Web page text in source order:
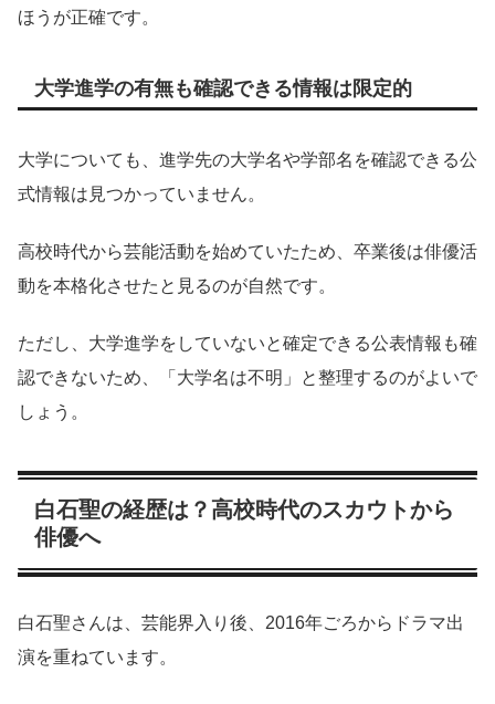
ほうが正確です。
大学進学の有無も確認できる情報は限定的
大学についても、進学先の大学名や学部名を確認できる公
式情報は見つかっていません。
高校時代から芸能活動を始めていたため、卒業後は俳優活
動を本格化させたと見るのが自然です。
ただし、大学進学をしていないと確定できる公表情報も確
認できないため、「大学名は不明」と整理するのがよいで
しょう。
白石聖の経歴は？高校時代のスカウトから
俳優へ
白石聖さんは、芸能界入り後、2016年ごろからドラマ出
演を重ねています。